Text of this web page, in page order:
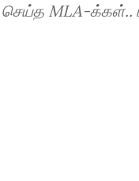
செய்த MLA-